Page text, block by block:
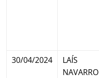
30/04/2024
LAÍS
NAVARRO